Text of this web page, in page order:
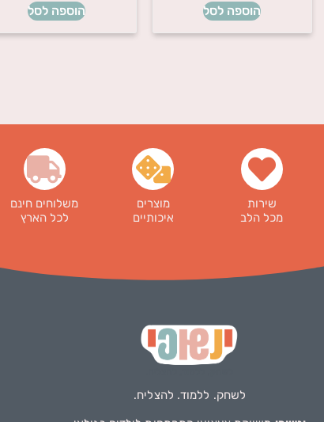
הוספה לסל הוספה לסל
שירות
מכל הלב
מוצרים
איכותיים
משלוחים חינם
לכל הארץ
לשחק. ללמוד. להצליח.